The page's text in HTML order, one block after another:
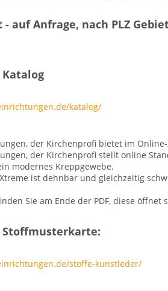
auf Anfrage, nach PLZ
katalog/
der Kirchenprofi bietet im
der Kirchenprofi stellt online
modernes Kreppgewebe.
ist dehnbar und gleichzeitig
Sie am Ende der PDF, diese
Stoffmusterkarte:
stoffe-kunstleder/